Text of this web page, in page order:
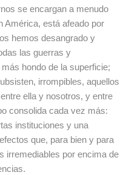
se encargan a menudo
América, está afeado por
hemos desangrado y
las guerras y
hondo de la superficie;
irrompibles, aquellos
ella y nosotros, y entre
consolida cada vez más:
instituciones y una
que, para bien y para
irremediables por encima de